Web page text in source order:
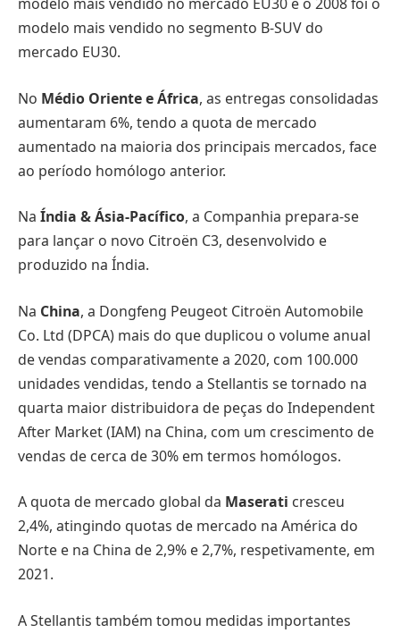
modelo mais vendido no segmento B-SUV do
mercado EU30.
No Médio Oriente e África, as entregas consolidadas
aumentaram 6%, tendo a quota de mercado
aumentado na maioria dos principais mercados, face
ao período homólogo anterior.
Na Índia & Ásia-Pacífico, a Companhia prepara-se
para lançar o novo Citroën C3, desenvolvido e
produzido na Índia.
Na China, a Dongfeng Peugeot Citroën Automobile
Co. Ltd (DPCA) mais do que duplicou o volume anual
de vendas comparativamente a 2020, com 100.000
unidades vendidas, tendo a Stellantis se tornado na
quarta maior distribuidora de peças do Independent
After Market (IAM) na China, com um crescimento de
vendas de cerca de 30% em termos homólogos.
A quota de mercado global da Maserati cresceu
2,4%, atingindo quotas de mercado na América do
Norte e na China de 2,9% e 2,7%, respetivamente, em
2021.
A Stellantis também tomou medidas importantes